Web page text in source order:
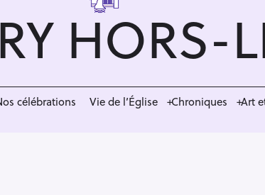
HORS-
célébrations Vie de l’Église Chroniques Art